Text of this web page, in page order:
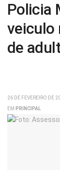
Policia
veiculo
de
26 DE FEVEREIRO DE
EM PRINCIPAL